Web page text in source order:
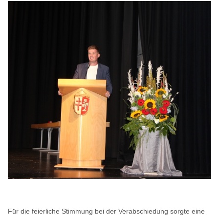
Für die feierliche Stimmung bei der Verabschiedung sorgte eine